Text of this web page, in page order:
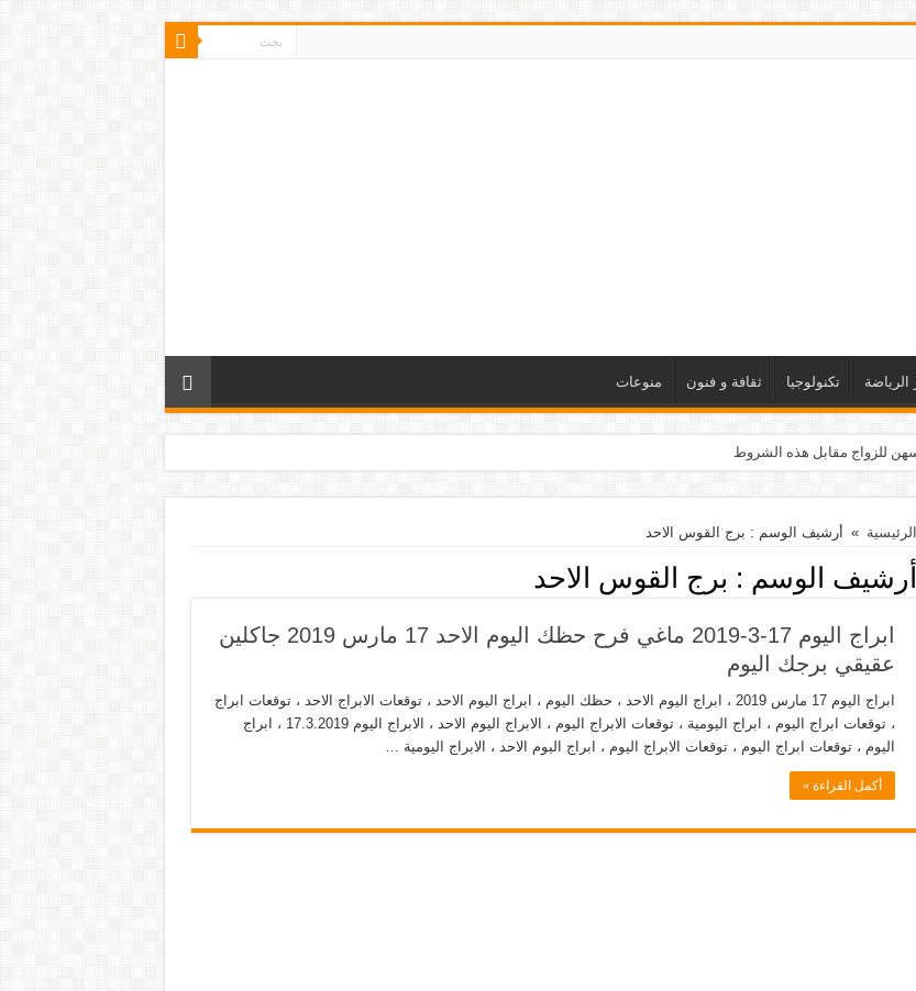
الرياضة تكنولوجيا ثقافة و فنون منوعات
للزواج مقابل هذه الشروط
الرئيسية » أرشيف الوسم : برج القوس الاحد
أرشيف الوسم : برج القوس الاحد
ابراج اليوم 17-3-2019 ماغي فرح حظك اليوم الاحد 17 مارس 2019 جاكلين
عقيقي برجك اليوم
ابراج اليوم 17 مارس 2019 ، ابراج اليوم الاحد ، حظك اليوم ، ابراج اليوم الاحد ، توقعات الابراج الاحد ، توقعات ابراج
، توقعات ابراج اليوم ، ابراج اليومية ، توقعات الابراج اليوم ، الابراج اليوم الاحد ، الابراج اليوم 17.3.2019 ، ابراج
اليوم ، توقعات ابراج اليوم ، توقعات الابراج اليوم ، ابراج اليوم الاحد ، الابراج اليومية …
أكمل القراءة »